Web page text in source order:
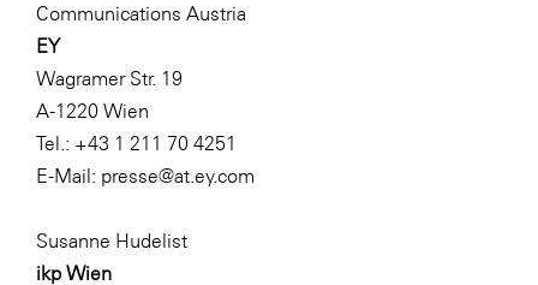
Communications Austria
EY
Wagramer Str. 19
A-1220 Wien
Tel.: +43 1 211 70 4251
E-Mail: presse@at.ey.com
Susanne Hudelist
ikp Wien